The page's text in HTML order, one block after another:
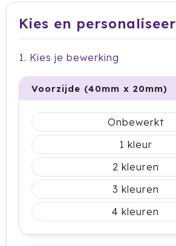
Reizen & Onderweg
Overige
Dag van de Medewerker
Dag van de Thuiswerker
ByOn
CamelBak
CaseLogic
Charles Dickens®
Circular&Co.
Circulware
Clique
Contigo
Correctbook
Kies en personaliseer
1. Kies je bewerking
Voorzijde (40mm x 20mm)
Onbewerkt
1
2
3
4